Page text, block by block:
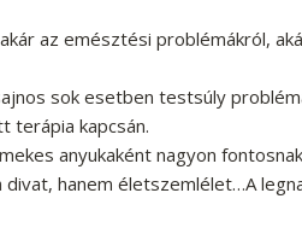
az emésztési problémákról,
sok esetben testsúly
terápia kapcsán.
anyukaként nagyon
hanem életszemlélet…A